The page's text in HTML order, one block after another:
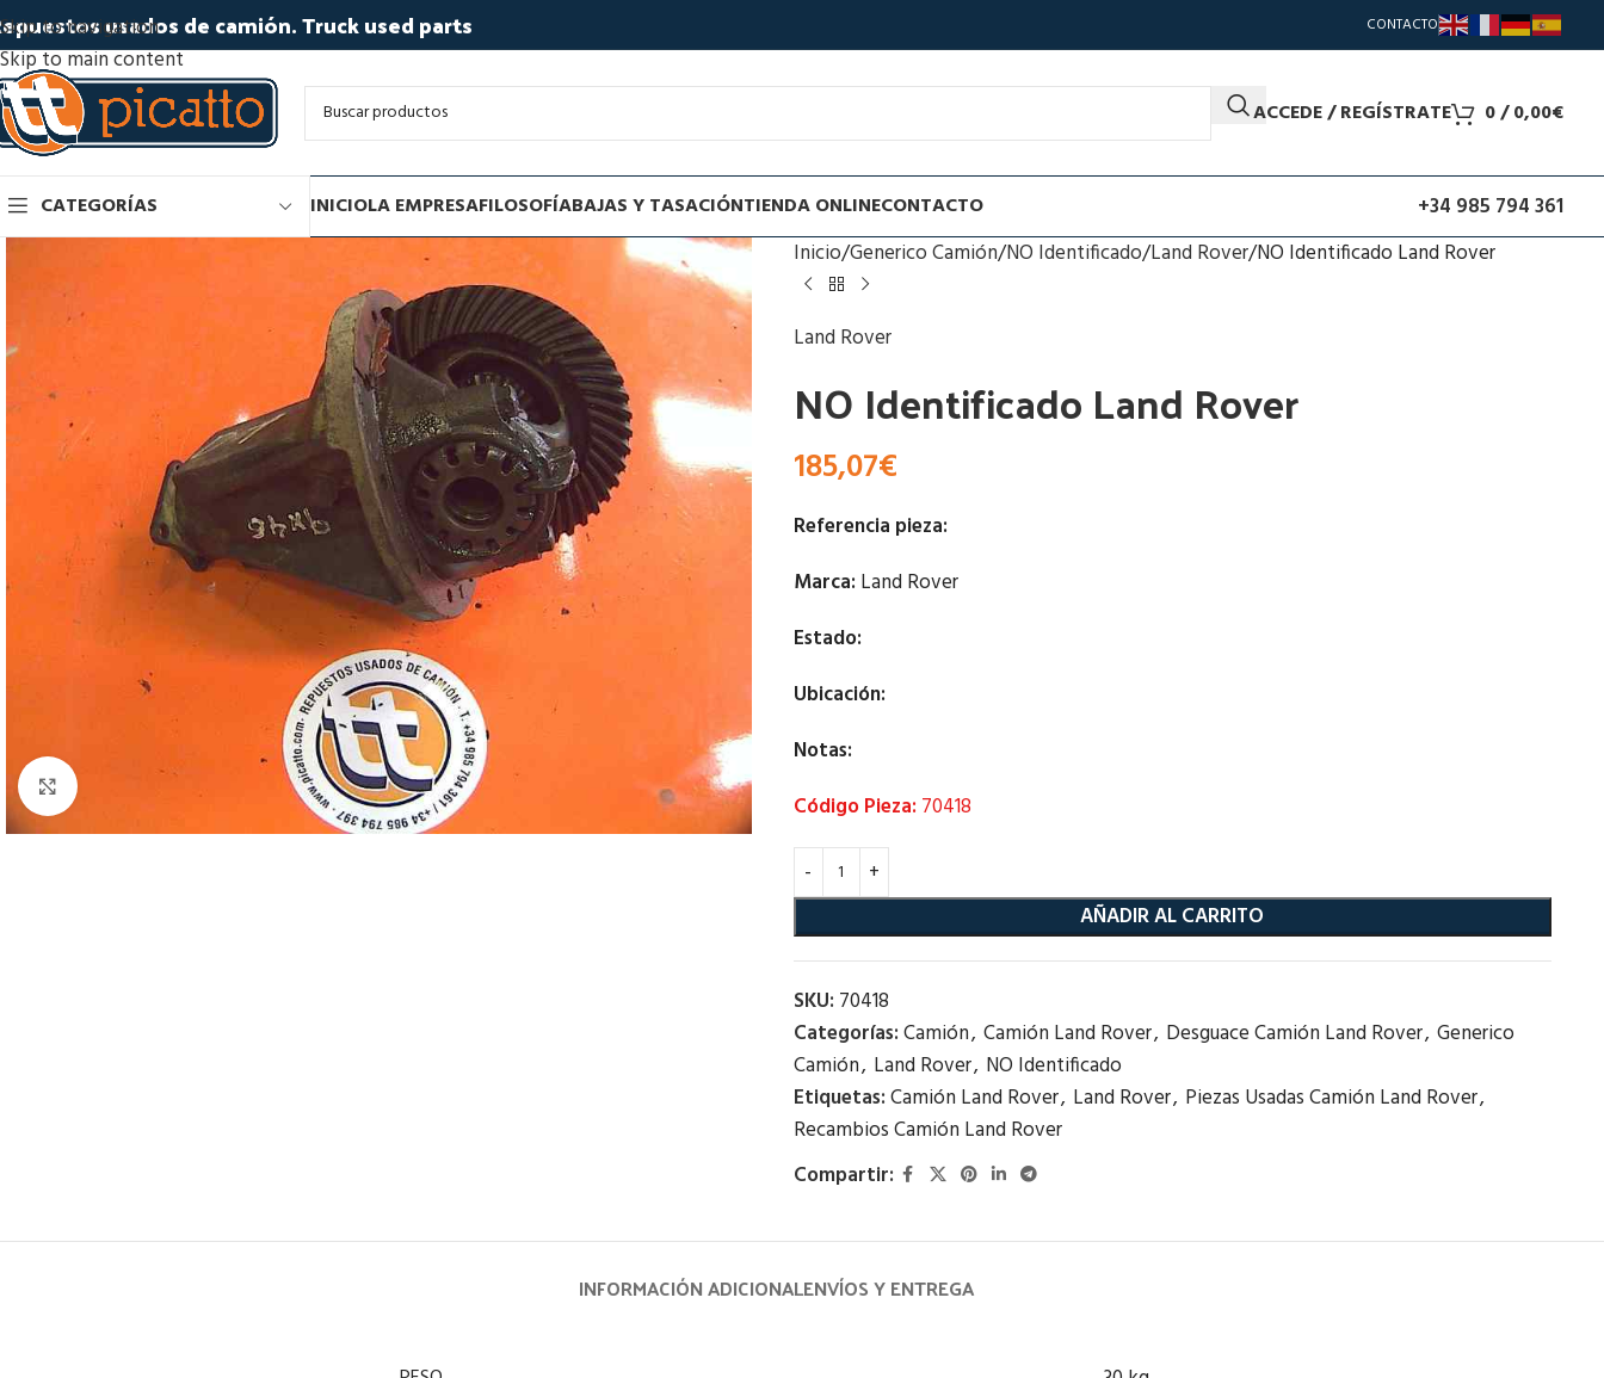
Skip to navigation
Skip to main content
usados de camión. Truck used parts CONTACTO
ACCEDE / REGÍSTRATE 0/0,00€
CATEGORÍAS INICIOLA EMPRESAFILOSOFÍABAJAS Y TASACIÓNTIENDA ONLINECONTACTO +34 985 794 361
Inicio Generico Camión NO Identificado Land Rover NO Identificado Land Rover
Land Rover
NO Identificado Land Rover
185,07€
Referencia pieza:
Marca: Land Rover
Estado:
Ubicación:
Notas:
Código Pieza: 70418
AÑADIR AL CARRITO
SKU: 70418
Categorías:Camión, Camión Land Rover, Desguace Camión Land Rover, Generico
Camión, Land Rover, NO Identificado
Etiquetas:Camión Land Rover, Land Rover, Piezas Usadas Camión Land Rover,
Recambios Camión Land Rover
Compartir:
INFORMACIÓN ADICIONALENVÍOS Y ENTREGA